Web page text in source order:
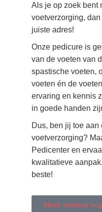
Als je op zoek bent
voetverzorging,
juiste adres!
Onze pedicure is
van de voeten van
spastische voeten,
voeten én de
ervaring en kennis
in goede handen
Dus, ben jij toe
voetverzorging?
Pedicenter en
kwalitatieve
beste!
Maak vandaag